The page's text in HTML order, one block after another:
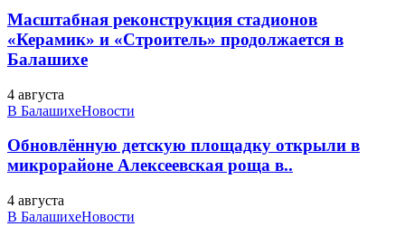
Масштабная реконструкция стадионов
«Керамик» и «Строитель» продолжается в
Балашихе
4 августа
В БалашихеНовости
Обновлённую детскую площадку открыли в
микрорайоне Алексеевская роща в..
4 августа
В БалашихеНовости